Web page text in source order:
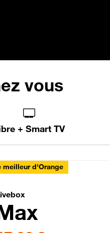
vous
+ Smart TV
12 mois
meilleur d'Orange
Max
€ par mois pendant 12 mois